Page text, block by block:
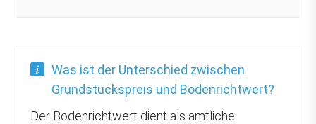
Was ist der Unterschied zwischen
Grundstückspreis und Bodenrichtwert?
Der Bodenrichtwert dient als amtliche